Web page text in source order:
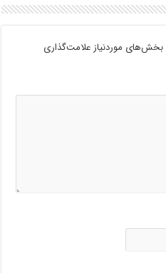
بخش‌های موردنیاز علامت‌گذاری